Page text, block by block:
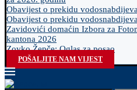
Obavijest o prekidu
Obavijest o prekidu
Zavidovići domaćin Izbora za
kantona 2026
Zovko Žepče: Oglas za posao
POŠALJITE NAM VIJEST